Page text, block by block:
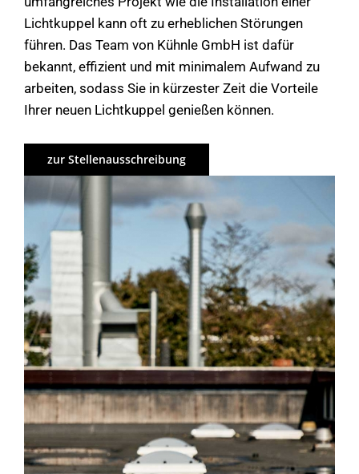
Lichtkuppel kann oft zu erheblichen Störungen
führen. Das Team von Kühnle GmbH ist dafür
bekannt, effizient und mit minimalem Aufwand zu
arbeiten, sodass Sie in kürzester Zeit die Vorteile
Ihrer neuen Lichtkuppel genießen können.
zur Stellenausschreibung